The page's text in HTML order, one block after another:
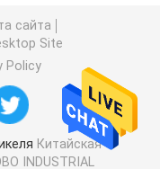
сайта
Site
Policy
Китайская
INDUSTRIAL